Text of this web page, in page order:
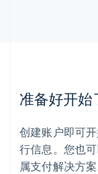
准备好开始
创建账户即可
行信息。您也
属支付解决方案
墨西哥
EspañolEnglish
English
葡萄牙
Português
日本